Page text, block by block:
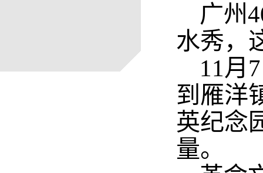
广州
水秀，
11月
到雁洋
英纪念
量。